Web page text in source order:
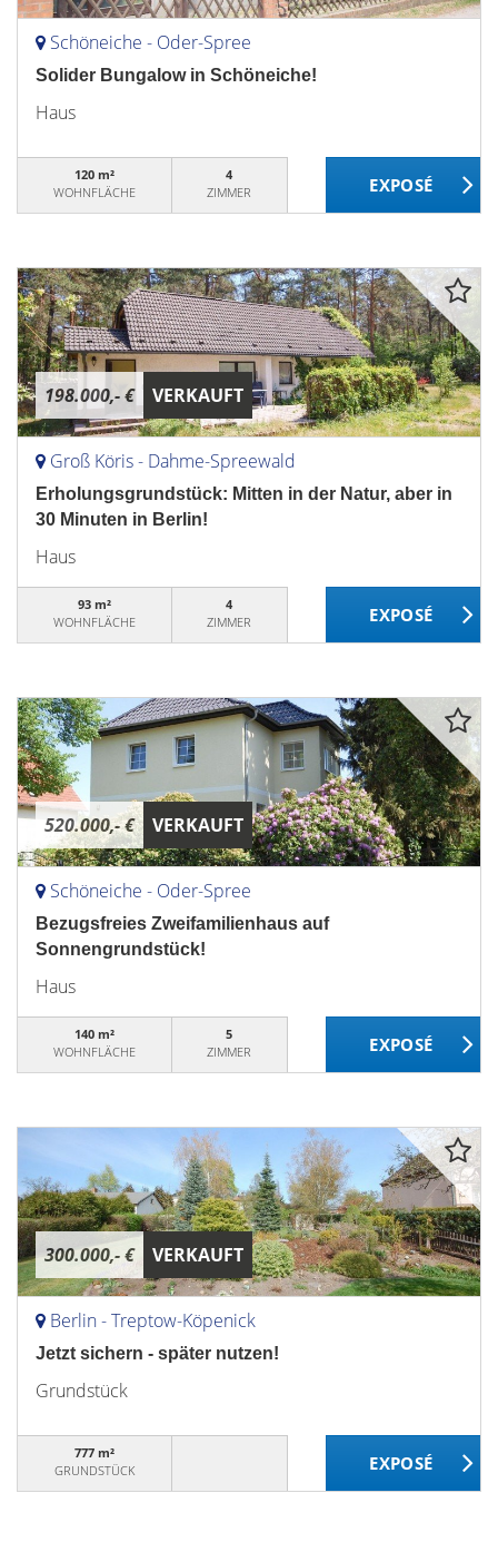
Schöneiche - Oder-Spree
Solider Bungalow in Schöneiche!
Haus
120 m²
WOHNFLÄCHE
4
ZIMMER
198.000,- € VERKAUFT
Groß Köris - Dahme-Spreewald
Erholungsgrundstück: Mitten in der Natur, aber in
30 Minuten in Berlin!
Haus
93 m²
WOHNFLÄCHE
4
ZIMMER
520.000,- € VERKAUFT
Schöneiche - Oder-Spree
Bezugsfreies Zweifamilienhaus auf
Sonnengrundstück!
Haus
140 m²
WOHNFLÄCHE
5
ZIMMER
300.000,- € VERKAUFT
Berlin - Treptow-Köpenick
Jetzt sichern - später nutzen!
Grundstück
777 m²
GRUNDSTÜCK